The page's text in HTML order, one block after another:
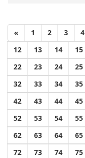
« 1 2 3 4
12
13 14 15
22
23 24 25
32
33 34 35
42
43 44 45
52
53 54 55
62
63 64 65
72
73 74 75